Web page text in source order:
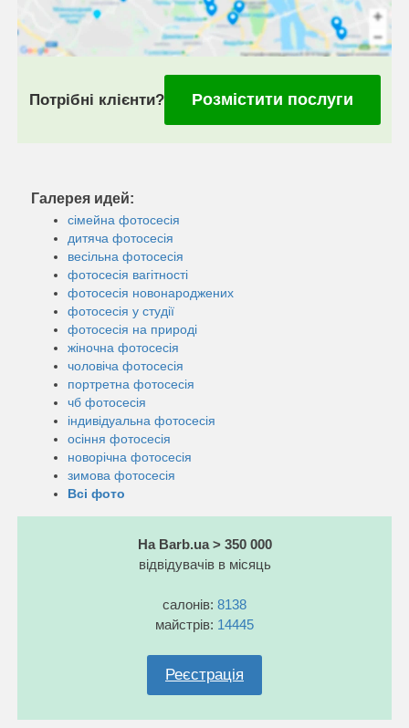
Потрібні клієнти? Розмістити послуги
Галерея идей:
сімейна фотосесія
дитяча фотосесія
весільна фотосесія
фотосесія вагітності
фотосесія новонароджених
фотосесія у студії
фотосесія на природі
жіночна фотосесія
чоловіча фотосесія
портретна фотосесія
чб фотосесія
індивідуальна фотосесія
осіння фотосесія
новорічна фотосесія
зимова фотосесія
Всі фото
На Barb.ua > 350 000
відвідувачів в місяць
салонів: 8138
майстрів: 14445
Реєстрація